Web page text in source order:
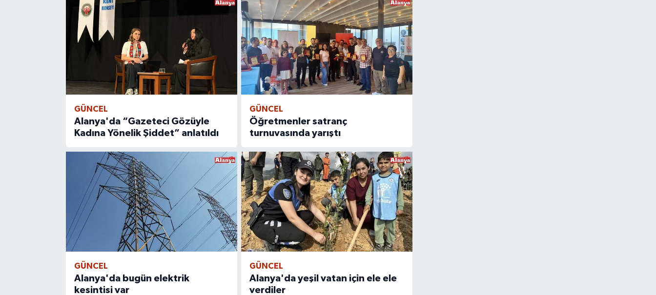
GÜNCEL
Alanya'da “Gazeteci Gözüyle
Kadına Yönelik Şiddet” anlatıldı
GÜNCEL
Öğretmenler satranç
turnuvasında yarıştı
GÜNCEL
Alanya'da bugün elektrik
kesintisi var
GÜNCEL
Alanya'da yeşil vatan için ele ele
verdiler